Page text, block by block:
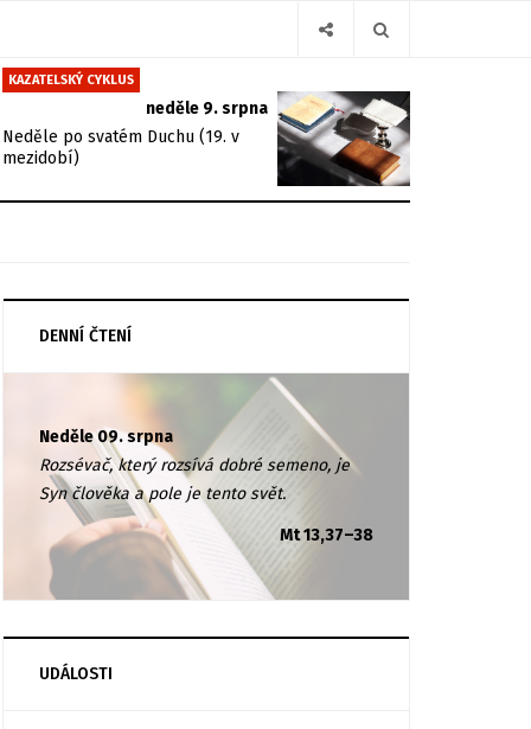
KAZATELSKÝ CYKLUS
neděle 9. srpna
Neděle po svatém Duchu (19. v
mezidobí)
DENNÍ ČTENÍ
Neděle 09. srpna
Rozsévač, který rozsívá dobré semeno, je
Syn člověka a pole je tento svět.
Mt 13,37–38
UDÁLOSTI